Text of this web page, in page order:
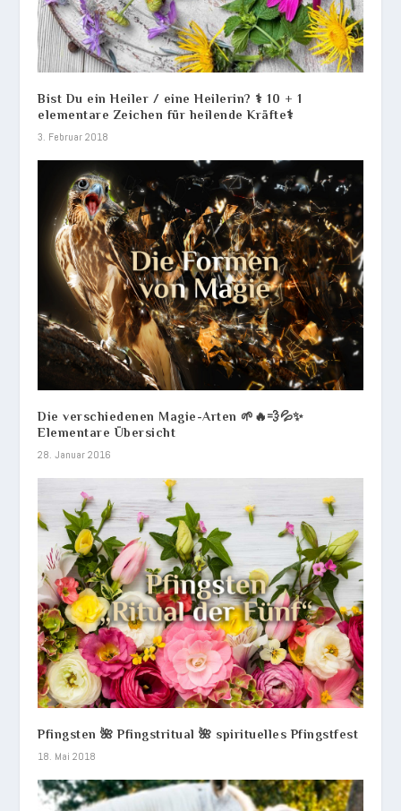
Bist Du ein Heiler / eine Heilerin? ⚕️ 10 + 1
elementare Zeichen für heilende Kräfte⚕️
3. Februar 2018
Die verschiedenen Magie-Arten 🌱🔥💨💦✨
Elementare Übersicht
28. Januar 2016
Pfingsten 🌺 Pfingstritual 🌺 spirituelles Pfingstfest
18. Mai 2018